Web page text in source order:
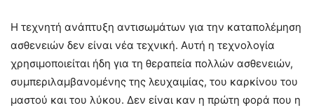
Η τεχνητή ανάπτυξη αντισωμάτων για την καταπολέμηση
ασθενειών δεν είναι νέα τεχνική. Αυτή η τεχνολογία
χρησιμοποιείται ήδη για τη θεραπεία πολλών ασθενειών,
συμπεριλαμβανομένης της λευχαιμίας, του καρκίνου του
μαστού και του λύκου. Δεν είναι καν η πρώτη φορά που η